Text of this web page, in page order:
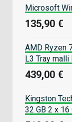
Microsoft
135,90 €
AMD Ryzen
L3 Tray
439,00 €
Kingston
32 GB 2 x 16